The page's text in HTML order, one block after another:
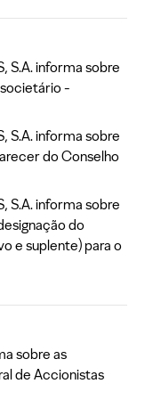
S.A. informa sobre
-
S.A. informa sobre
do Conselho
S.A. informa sobre
do
e suplente) para o
sobre as
de Accionistas